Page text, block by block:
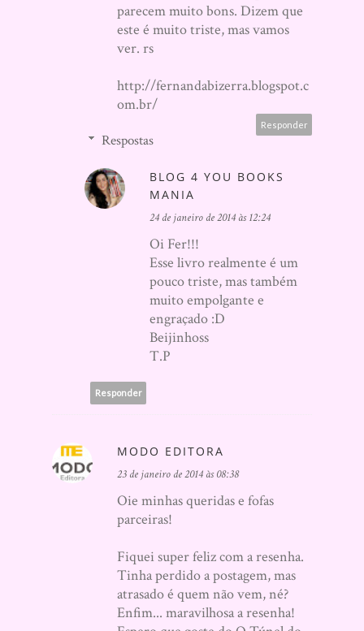
parecem muito bons. Dizem que
este é muito triste, mas vamos
ver. rs
http://fernandabizerra.blogspot.c
om.br/
Responder
Respostas
BLOG 4 YOU BOOKS
MANIA
24 de janeiro de 2014 às 12:24
Oi Fer!!!
Esse livro realmente é um
pouco triste, mas também
muito empolgante e
engraçado :D
Beijinhoss
T.P
Responder
MODO EDITORA
23 de janeiro de 2014 às 08:38
Oie minhas queridas e fofas
parceiras!
Fiquei super feliz com a resenha.
Tinha perdido a postagem, mas
atrasado é quem não vem, né?
Enfim... maravilhosa a resenha!